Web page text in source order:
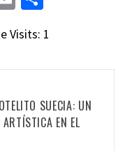
Visits: 1
SUECIA: UN
EN EL